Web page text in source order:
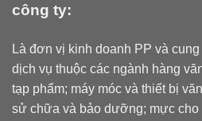
công ty:
Là đơn vị kinh doanh PP và
dịch vụ thuộc các ngành hàng
tạp phẩm; máy móc và thiết bị
sử chữa và bảo dưỡng; mực cho